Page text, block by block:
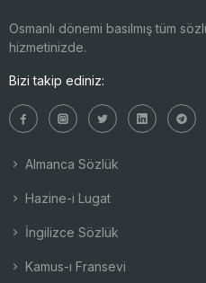
Osmanlı dönemi basılmış tüm
hizmetinizde.
Bizi takip ediniz:
Almanca Sözlük
Hazine-i Lugat
İngilizce Sözlük
Kamus-ı Fransevi